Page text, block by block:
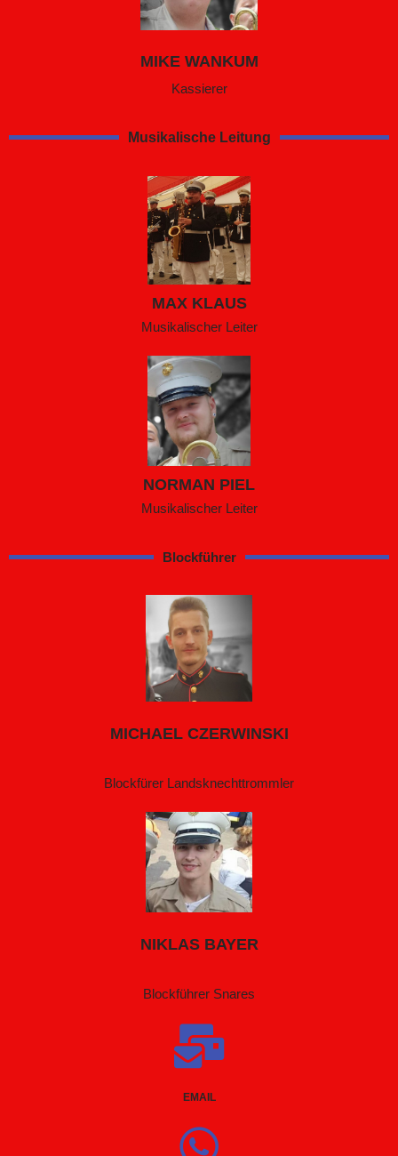
MIKE WANKUM
Kassierer
Musikalische Leitung
MAX KLAUS
Musikalischer Leiter
NORMAN PIEL
Musikalischer Leiter
Blockführer
MICHAEL CZERWINSKI
Blockfürer Landsknechttrommler
NIKLAS BAYER
Blockführer Snares
EMAIL